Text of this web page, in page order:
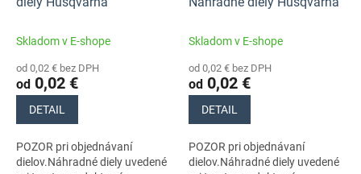
Skladom v E-shope
od 0,02 € bez DPH
od 0,02 €
DETAIL
POZOR pri objednávaní
dielov.Náhradné diely uvedené
Skladom v E-shope
od 0,02 € bez DPH
od 0,02 €
DETAIL
POZOR pri objednávaní
dielov.Náhradné diely uvedené